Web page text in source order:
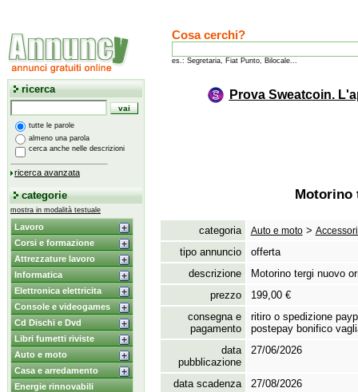
Cosa cerchi?
es.: Segretaria, Fiat Punto, Bilocale...
ricerca
tutte le parole
almeno una parola
cerca anche nelle descrizioni
ricerca avanzata
categorie
mostra in modalità testuale
Lavoro
Corsi e formazione
Attrezzature lavoro
Informatica
Elettronica elettricita
Console e videogames
Cd Dischi e Dvd
Libri fumetti riviste
Auto e moto
Casa e arredamento
Energie rinnovabili
Prova Sweatcoin.
Motorino
categoria Auto e moto>
tipo annuncio
offerta
descrizione
Motorino tergi nuovo
prezzo
199,00 €
consegna e
pagamento
ritiro o spedizione
postepay bonifico
data
pubblicazione
27/06/2026
data scadenza
27/08/2026